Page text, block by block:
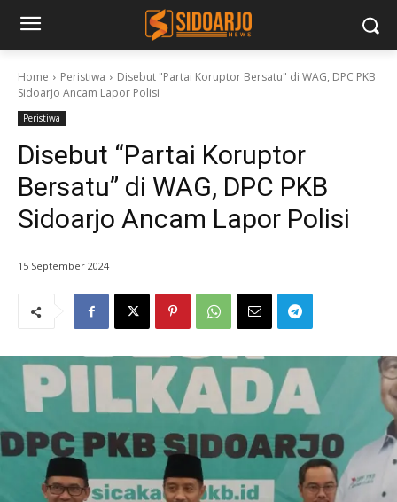
Home Peristiwa
Disebut "Partai Koruptor Bersatu" di WAG, DPC PKB
Sidoarjo Ancam Lapor Polisi
Peristiwa
Disebut “Partai Koruptor
Bersatu” di WAG, DPC PKB
Sidoarjo Ancam Lapor Polisi
15 September 2024